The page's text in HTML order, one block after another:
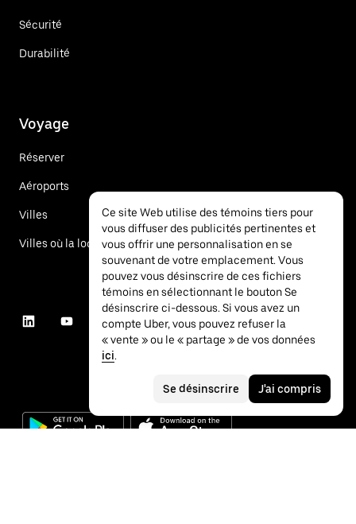
Sécurité
Durabilité
Voyage
Réserver
Aéroports
Villes
Villes où la location de voitures est offerte
Ce site Web utilise des témoins tiers pour
vous diffuser des publicités pertinentes et
vous offrir une personnalisation en se
souvenant de votre emplacement. Vous
pouvez vous désinscrire de ces fichiers
témoins en sélectionnant le bouton Se
désinscrire ci-dessous. Si vous avez un
compte Uber, vous pouvez refuser la
« vente » ou le « partage » de vos données
ici.
Se désinscrire J'ai compris